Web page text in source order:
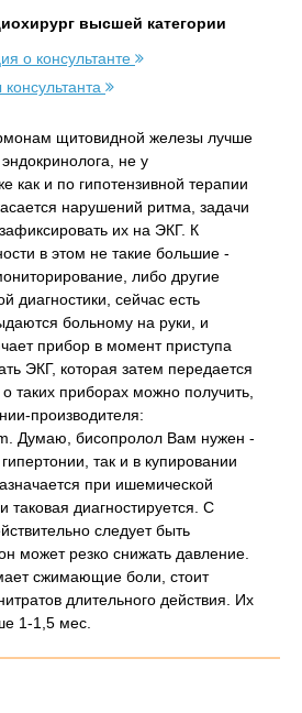
высшей категории
о консультанте
щитовидной железы лучше
эндокринолога, не у
как и по гипотензивной терапии
нарушений ритма, задачи
их на ЭКГ. К
в этом не такие большие -
либо другие
диагностики, сейчас есть
больному на руки, и
прибор в момент приступа
ЭКГ, которая затем передается
таких приборах можно получить,
производителя:
Думаю, бисопролол Вам нужен -
так и в купировании
при ишемической
таковая диагностируется. С
следует быть
может резко снижать давление.
сжимающие боли, стоит
длительного действия. Их
1-1,5 мес.